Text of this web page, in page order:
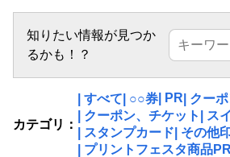
知りたい情報が見つか
るかも！？
カテゴリ：
| すべて | ○○券 | PR | クー
| クーポン、チケット
| ス
| スタンプカード | その他
| プリントフェスタ商品PR